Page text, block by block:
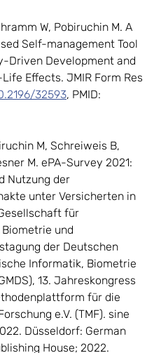
W, Pobiruchin M. A
Self-management Tool
Driven Development and
Effects. JMIR Form Res
32593, PMID:
M, Schreiweis B,
M. ePA-Survey 2021:
Nutzung der
unter Versicherten in
für
und
der Deutschen
Informatik, Biometrie
13. Jahreskongress
für die
e.V. (TMF). sine
Düsseldorf: German
House; 2022.